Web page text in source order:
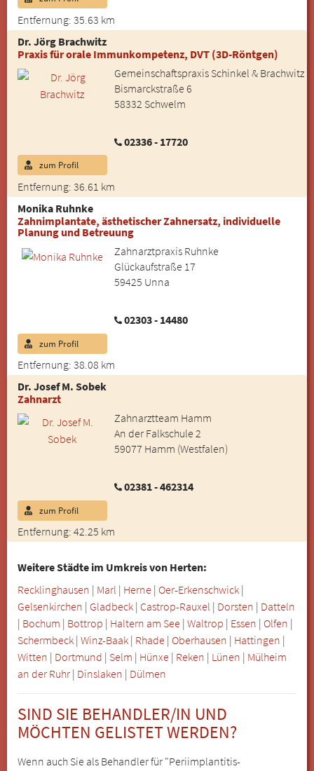
Entfernung: 35.63 km
Dr. Jörg Brachwitz
Praxis für orale Immunkompetenz, DVT (3D-Röntgen)
Gemeinschaftspraxis Schinkel & Brachwitz
Bismarckstraße 6
58332 Schwelm
02336 - 17720
Entfernung: 36.61 km
zum Profil
Monika Ruhnke
Zahnimplantate, ästhetischer Zahnersatz, individuelle
Planung und Betreuung
Zahnarztpraxis Ruhnke
Glückaufstraße 17
59425 Unna
02303 - 14480
Entfernung: 38.08 km
zum Profil
Dr. Josef M. Sobek
Zahnarzt
Zahnarztteam Hamm
An der Falkschule 2
59077 Hamm (Westfalen)
02381 - 462314
Entfernung: 42.25 km
zum Profil
Weitere Städte im Umkreis von Herten:
Recklinghausen | Marl | Herne | Oer-Erkenschwick |
Gelsenkirchen | Gladbeck | Castrop-Rauxel | Dorsten | Datteln
| Bochum | Bottrop | Haltern am See | Waltrop | Essen | Olfen |
Schermbeck | Winz-Baak | Rhade | Oberhausen | Hattingen |
Witten | Dortmund | Selm | Hünxe | Reken | Lünen | Mülheim
an der Ruhr | Dinslaken | Dülmen
SIND SIE BEHANDLER/IN UND
MÖCHTEN GELISTET WERDEN?
Wenn auch Sie als Behandler für "Periimplantitis-